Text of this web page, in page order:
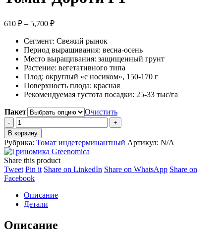
610 ₽ – 5,700 ₽Диапазон
610 ₽
–
5,700 ₽
Сегмент: Свежий рынок
Период выращивания: весна-осень
Место выращивания: защищенный грунт
Растение: вегетативного типа
Плод: округлый «с носиком», 150-170 г
Поверхность плода: красная
Рекомендуемая густота посадки: 25-33 тыс/га
Пакет
Очистить
Томат
Дороти
F1
quantity
В корзину
Рубрика: Томат индетерминантный Артикул: N/A
Share this product
TweetShare
on
Pin itShare
Share on LinkedIn Share
Share on WhatsAppShare
Share on
FacebookShare
Facebook
Описание
Детали
Описание